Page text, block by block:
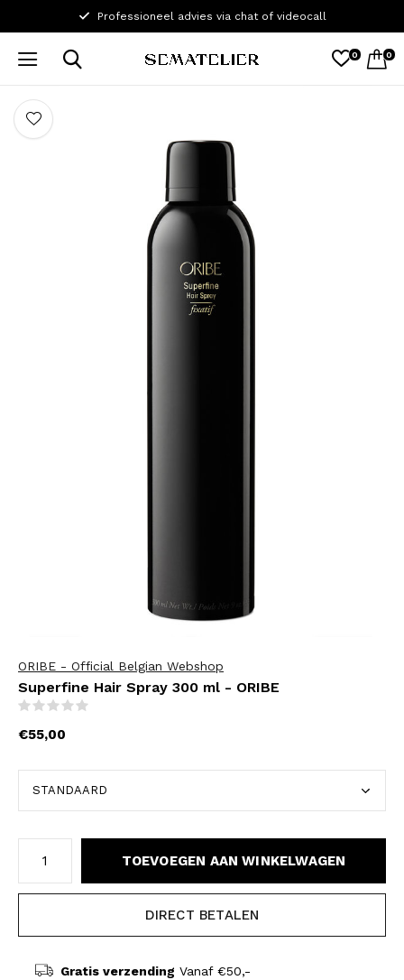
0 0
2 Salons in Gent
ORIBE - Official Belgian Webshop
Superfine Hair Spray 300 ml - ORIBE
€55,00
TOEVOEGEN AAN WINKELWAGEN
DIRECT BETALEN
Gratis verzending Vanaf €50,-